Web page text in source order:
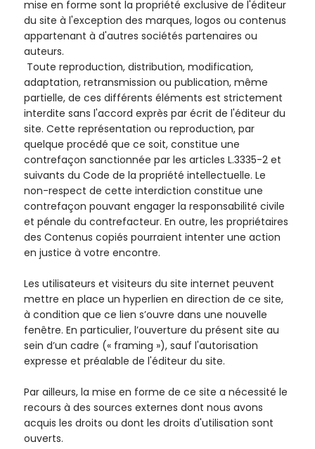
mise en forme sont la propriété exclusive de l'éditeur
du site à l'exception des marques, logos ou contenus
appartenant à d'autres sociétés partenaires ou
auteurs.
Toute reproduction, distribution, modification,
adaptation, retransmission ou publication, même
partielle, de ces différents éléments est strictement
interdite sans l'accord exprès par écrit de l'éditeur du
site. Cette représentation ou reproduction, par
quelque procédé que ce soit, constitue une
contrefaçon sanctionnée par les articles L.3335-2 et
suivants du Code de la propriété intellectuelle. Le
non-respect de cette interdiction constitue une
contrefaçon pouvant engager la responsabilité civile
et pénale du contrefacteur. En outre, les propriétaires
des Contenus copiés pourraient intenter une action
en justice à votre encontre.
Les utilisateurs et visiteurs du site internet peuvent
mettre en place un hyperlien en direction de ce site,
à condition que ce lien s’ouvre dans une nouvelle
fenêtre. En particulier, l’ouverture du présent site au
sein d’un cadre (« framing »), sauf l'autorisation
expresse et préalable de l'éditeur du site.
Par ailleurs, la mise en forme de ce site a nécessité le
recours à des sources externes dont nous avons
acquis les droits ou dont les droits d'utilisation sont
ouverts.